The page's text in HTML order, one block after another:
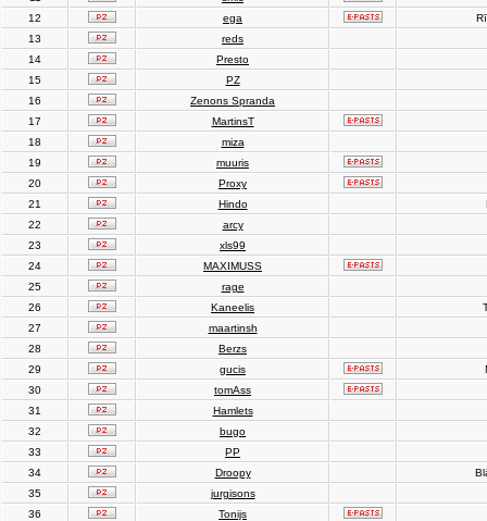
12
ega
13
reds
14
Presto
15
PZ
16
Zenons Spranda
17
MartinsT
18
miza
19
muuris
20
Proxy
21
Hindo
22
arcy
23
xls99
24
MAXIMUSS
25
rage
26
Kaneelis
27
maartinsh
28
Berzs
29
gucis
30
tomAss
31
Hamlets
32
bugo
33
PP
34
Droopy
35
jurgisons
36
Tonijs